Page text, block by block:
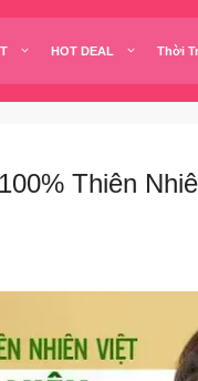
HOT DEAL Thời
Thiên